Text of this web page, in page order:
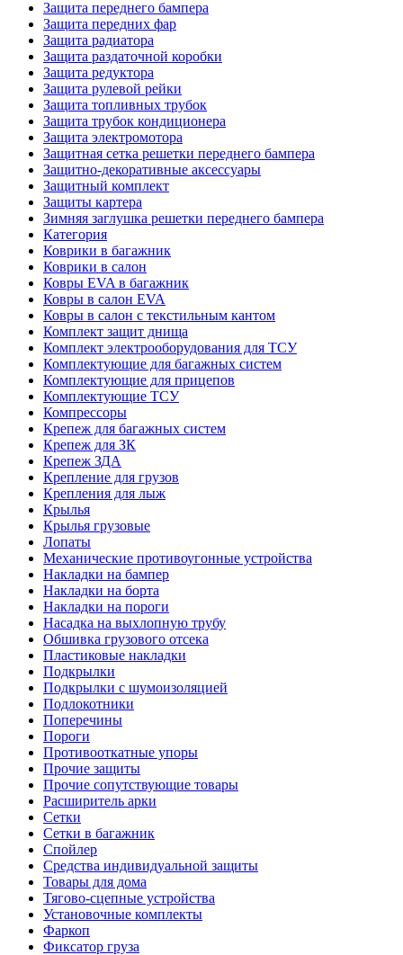
Защита переднего бампера
Защита передних фар
Защита радиатора
Защита раздаточной коробки
Защита редуктора
Защита рулевой рейки
Защита топливных трубок
Защита трубок кондиционера
Защита электромотора
Защитная сетка решетки переднего бампера
Защитно-декоративные аксессуары
Защитный комплект
Защиты картера
Зимняя заглушка решетки переднего бампера
Категория
Коврики в багажник
Коврики в салон
Ковры EVA в багажник
Ковры в салон EVA
Ковры в салон с текстильным кантом
Комплект защит днища
Комплект электрооборудования для ТСУ
Комплектующие для багажных систем
Комплектующие для прицепов
Комплектующие ТСУ
Компрессоры
Крепеж для багажных систем
Крепеж для ЗК
Крепеж ЗДА
Крепление для грузов
Крепления для лыж
Крылья
Крылья грузовые
Лопаты
Механические противоугонные устройства
Накладки на бампер
Накладки на борта
Накладки на пороги
Насадка на выхлопную трубу
Обшивка грузового отсека
Пластиковые накладки
Подкрылки
Подкрылки с шумоизоляцией
Подлокотники
Поперечины
Пороги
Противооткатные упоры
Прочие защиты
Прочие сопутствующие товары
Расширитель арки
Сетки
Сетки в багажник
Спойлер
Средства индивидуальной защиты
Товары для дома
Тягово-сцепные устройства
Установочные комплекты
Фаркоп
Фиксатор груза